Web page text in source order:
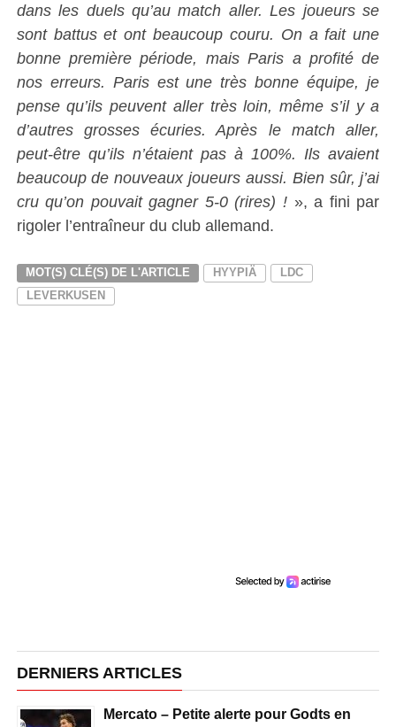
dans les duels qu’au match aller. Les joueurs se
sont battus et ont beaucoup couru. On a fait une
bonne première période, mais Paris a profité de
nos erreurs. Paris est une très bonne équipe, je
pense qu’ils peuvent aller très loin, même s’il y a
d’autres grosses écuries. Après le match aller,
peut-être qu’ils n’étaient pas à 100%. Ils avaient
beaucoup de nouveaux joueurs aussi. Bien sûr, j’ai
cru qu’on pouvait gagner 5-0 (rires) ! », a fini par
rigoler l’entraîneur du club allemand.
MOT(S) CLÉ(S) DE L'ARTICLE HYYPIÄ
LDC
LEVERKUSEN
DERNIERS ARTICLES
Mercato – Petite alerte pour Godts en